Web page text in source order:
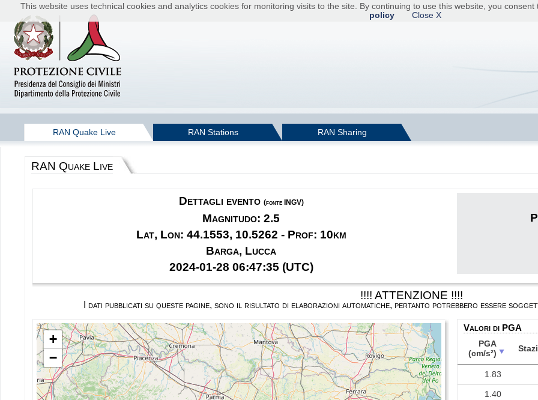
This website uses technical cookies and analytics cookies for monitoring visits to the site. By continuing to use this website, you
policy
Close X
RAN Quake Live RAN Stations RAN Sharing
RAN Quake Live
Dettagli evento (fonte INGV)
Magnitudo: 2.5
Lat, Lon: 44.1553, 10.5262 - Prof: 10km
Barga, Lucca
2024-01-28 06:47:35 (UTC)
!!!! ATTENZIONE !!!!
I dati pubblicati su queste pagine, sono il risultato di elaborazioni automatiche, pertanto potrebbero essere
+
−
Valori di PGA
PGA
(cm/s²)
PGA
(cm/s²)
1.83
1.40